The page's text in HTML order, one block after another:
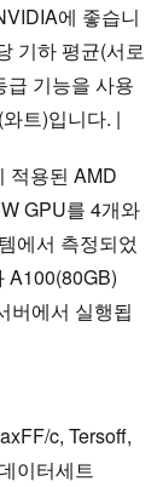
에 좋습니
기하 평균(서로
기능을 사용
트)입니다. |
적용된 AMD
GPU를 4개와
에서 측정되었
A100(80GB)
버에서 실행됩
c, Tersoff,
이터세트